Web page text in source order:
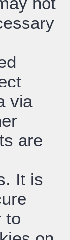
via
are
It is
to